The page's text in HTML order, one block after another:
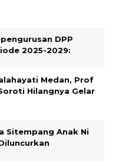
DPP
2025-2029:
Medan, Prof
Hilangnya Gelar
Sitempang Anak Ni